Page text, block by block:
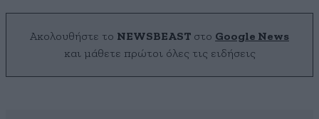
Ακολουθήστε το NEWSBEAST στο Google News
και μάθετε πρώτοι όλες τις ειδήσεις